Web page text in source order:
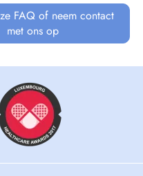
FAQ of neem contact
met ons op